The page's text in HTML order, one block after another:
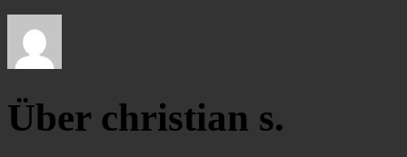
Über christian s.